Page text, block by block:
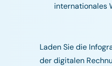
internationales
Laden Sie die
der digitalen